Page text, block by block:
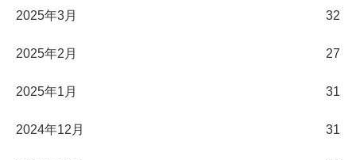
2025年3月 32
2025年2月 27
2025年1月 31
2024年12月 31